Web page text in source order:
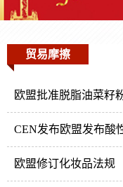
贸易摩擦
欧盟批准脱脂油菜籽
CEN发布欧盟发布酸
欧盟修订化妆品法规